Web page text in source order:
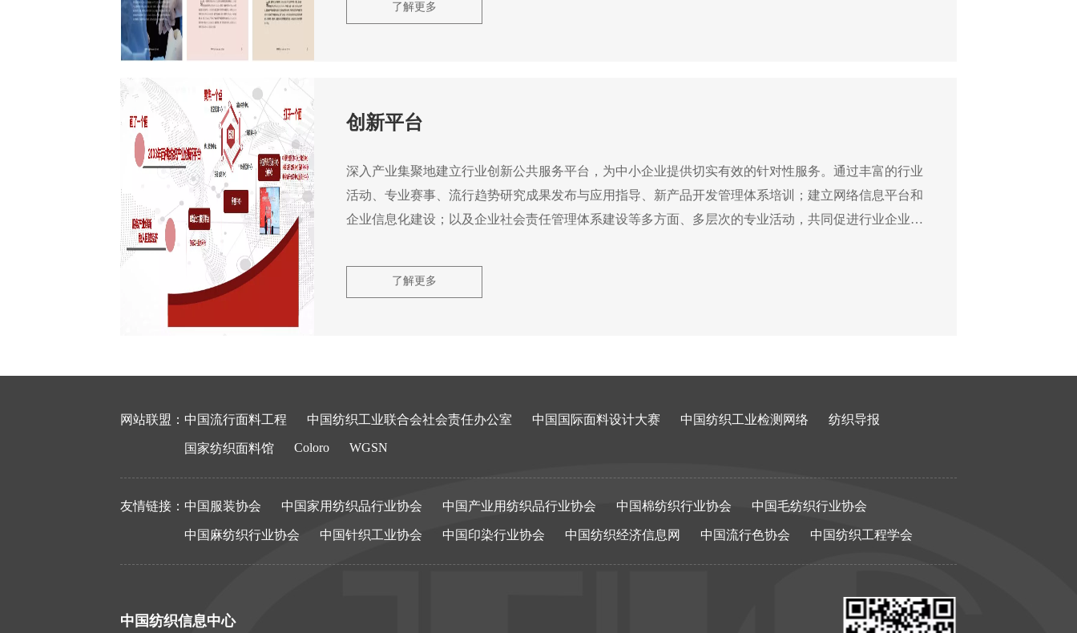
了解更多
创新平台
深入产业集聚地建立行业创新公共服务平台，为中小企业提供切实有效的针对性服务。通过丰富的行业
活动、专业赛事、流行趋势研究成果发布与应用指导、新产品开发管理体系培训；建立网络信息平台和
企业信息化建设；以及企业社会责任管理体系建设等多方面、多层次的专业活动，共同促进行业企业产
了解更多
网站联盟： 中国流行面料工程 中国纺织工业联合会社会责任办公室 中国国际面料设计大赛 中国纺织工业检测网络 纺织导报
国家纺织面料馆 Coloro WGSN
友情链接： 中国服装协会 中国家用纺织品行业协会 中国产业用纺织品行业协会 中国棉纺织行业协会 中国毛纺织行业协会
中国麻纺织行业协会 中国针织工业协会 中国印染行业协会 中国纺织经济信息网 中国流行色协会 中国纺织工程学会
中国纺织信息中心